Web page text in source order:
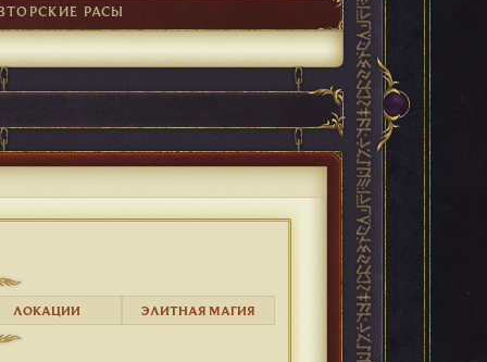
РАСЫ
ЛОКАЦИИ ЭЛИТНАЯ МАГИЯ